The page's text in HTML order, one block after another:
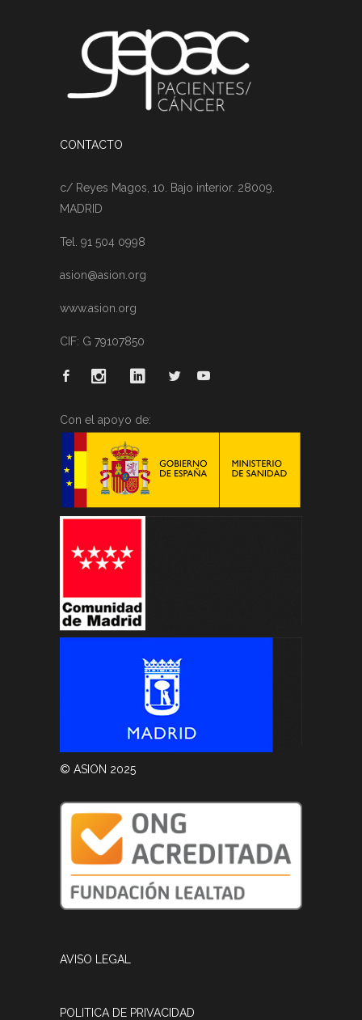
CONTACTO
c/ Reyes Magos, 10. Bajo interior. 28009.
MADRID
Tel. 91 504 0998
asion@asion.org
www.asion.org
CIF: G 79107850
Con el apoyo de:
© ASION 2025
AVISO LEGAL
POLITICA DE PRIVACIDAD